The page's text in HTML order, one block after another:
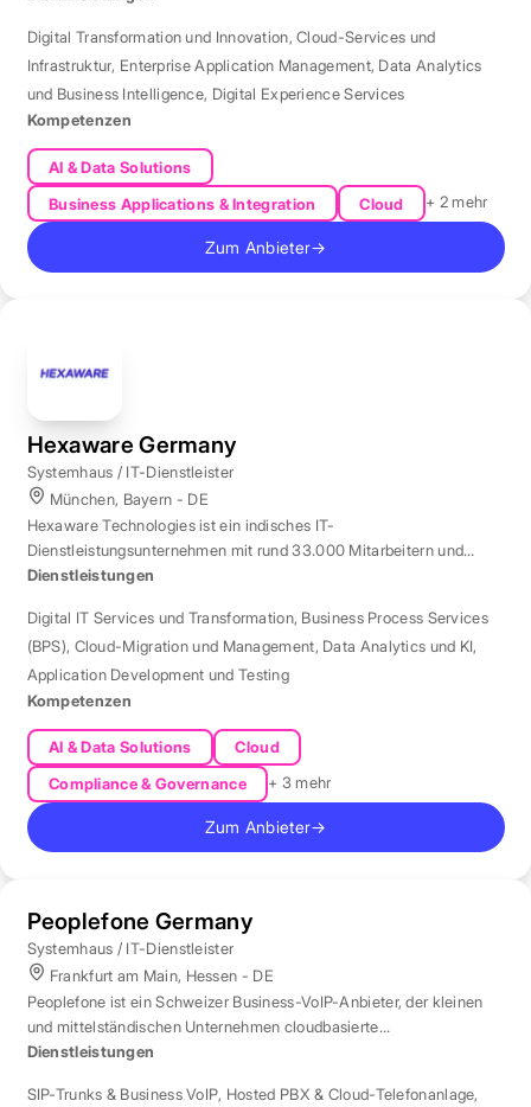
Digital Transformation und Innovation,Cloud-Services und
Infrastruktur, Enterprise Application Management, Data Analytics
und Business Intelligence, Digital Experience Services
Kompetenzen
AI & Data Solutions
Business Applications & Integration
Cloud + 2 mehr
Zum Anbieter→
Hexaware Germany
Systemhaus / IT-Dienstleister
München, Bayern - DE
Hexaware Technologies ist ein indisches IT-
Dienstleistungsunternehmen mit rund 33.000 Mitarbeitern und
Standort München für Automatisierung und KI.
Dienstleistungen
Digital IT Services und Transformation, Business Process Services
(BPS), Cloud-Migration und Management, Data Analytics und KI,
Application Development und Testing
Kompetenzen
AI & Data Solutions
Cloud
Compliance & Governance
+ 3 mehr
Zum Anbieter→
Peoplefone Germany
Systemhaus / IT-Dienstleister
Frankfurt am Main, Hessen - DE
Peoplefone ist ein Schweizer Business-VoIP-Anbieter, der kleinen
und mittelständischen Unternehmen cloudbasierte
Telefonielösungen bietet.
Dienstleistungen
SIP-Trunks & Business VoIP, Hosted PBX & Cloud-Telefonanlage,